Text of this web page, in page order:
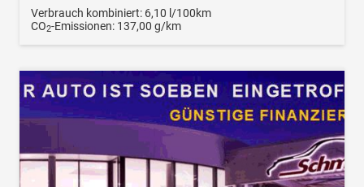
Verbrauch kombiniert: 6,10 l/100km
CO2-Emissionen: 137,00 g/km